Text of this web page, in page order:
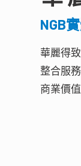
NGB
華麗得
整合服
商業價值